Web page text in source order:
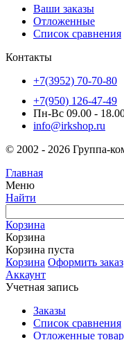
Ваши заказы
Отложенные
Список сравнения
Контакты
+7(3952) 70-70-80
+7(950) 126-47-49
Пн-Вс 09.00 -
info@irkshop.ru
© 2002 - 2026 Группа-
Главная
Меню
Найти
Корзина
Корзина
Корзина пуста
Корзина Оформить заказ
Аккаунт
Учетная запись
Заказы
Список сравнения
Отложенные